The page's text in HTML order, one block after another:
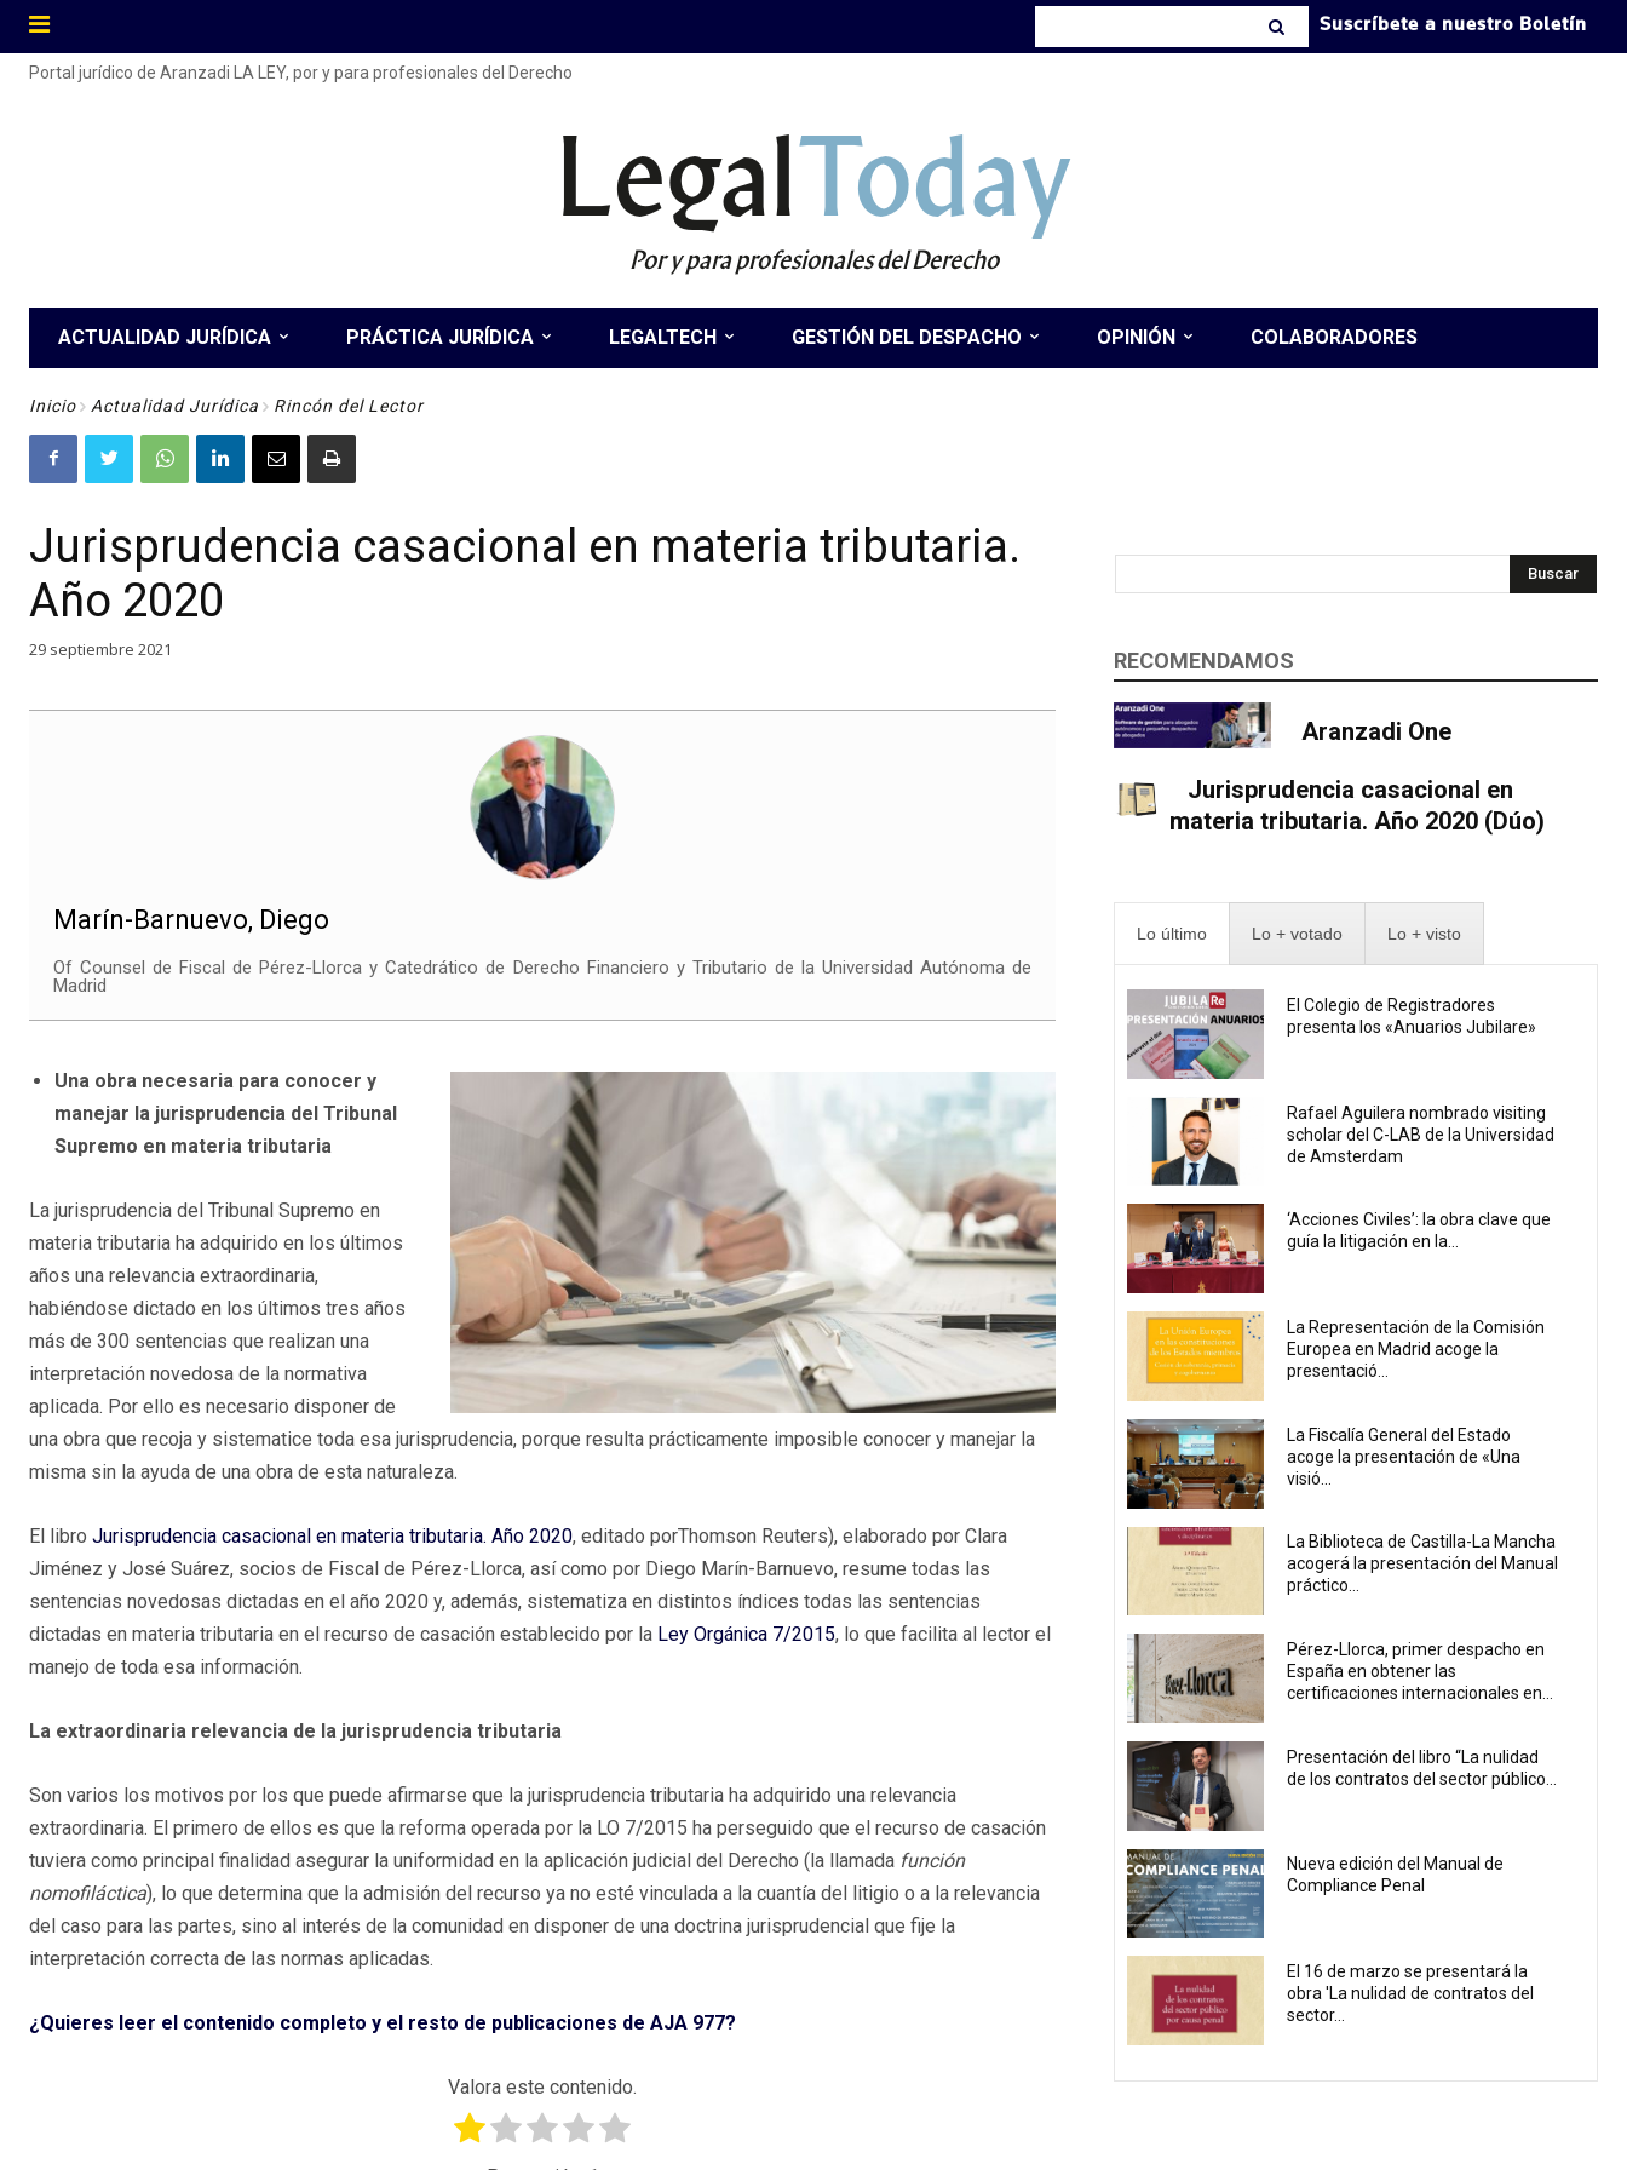
Suscríbete a nuestro Boletín
Portal jurídico de Aranzadi LA LEY, por y para profesionales del Derecho
LegalToday
Por y para profesionales del Derecho
ACTUALIDAD JURÍDICA PRÁCTICA JURÍDICA LEGALTECH GESTIÓN DEL DESPACHO OPINIÓN COLABORADORES
Inicio Actualidad Jurídica Rincón del Lector
Jurisprudencia casacional en materia tributaria.
Año 2020
29 septiembre 2021
Marín-Barnuevo, Diego
Of Counsel de Fiscal de Pérez-Llorca y Catedrático de Derecho Financiero y Tributario de la Universidad Autónoma de
Madrid
Una obra necesaria para conocer y
manejar la jurisprudencia del Tribunal
Supremo en materia tributaria
La jurisprudencia del Tribunal Supremo en
materia tributaria ha adquirido en los últimos
años una relevancia extraordinaria,
habiéndose dictado en los últimos tres años
más de 300 sentencias que realizan una
interpretación novedosa de la normativa
aplicada. Por ello es necesario disponer de
una obra que recoja y sistematice toda esa jurisprudencia, porque resulta prácticamente imposible conocer y manejar la
misma sin la ayuda de una obra de esta naturaleza.
El libro Jurisprudencia casacional en materia tributaria. Año 2020, editado porThomson Reuters), elaborado por Clara
Jiménez y José Suárez, socios de Fiscal de Pérez-Llorca, así como por Diego Marín-Barnuevo, resume todas las
sentencias novedosas dictadas en el año 2020 y, además, sistematiza en distintos índices todas las sentencias
dictadas en materia tributaria en el recurso de casación establecido por la Ley Orgánica 7/2015, lo que facilita al lector el
manejo de toda esa información.
La extraordinaria relevancia de la jurisprudencia tributaria
Son varios los motivos por los que puede afirmarse que la jurisprudencia tributaria ha adquirido una relevancia
extraordinaria. El primero de ellos es que la reforma operada por la LO 7/2015 ha perseguido que el recurso de casación
tuviera como principal finalidad asegurar la uniformidad en la aplicación judicial del Derecho (la llamada función
nomofiláctica), lo que determina que la admisión del recurso ya no esté vinculada a la cuantía del litigio o a la relevancia
del caso para las partes, sino al interés de la comunidad en disponer de una doctrina jurisprudencial que fije la
interpretación correcta de las normas aplicadas.
¿Quieres leer el contenido completo y el resto de publicaciones de AJA 977?
Valora este contenido.
Buscar
RECOMENDAMOS
Aranzadi One
Jurisprudencia casacional en
materia tributaria. Año 2020 (Dúo)
Lo último Lo + votado Lo + visto
El Colegio de Registradores
presenta los «Anuarios Jubilare»
Rafael Aguilera nombrado visiting
scholar del C-LAB de la Universidad
de Amsterdam
‘Acciones Civiles’: la obra clave que
guía la litigación en la...
La Representación de la Comisión
Europea en Madrid acoge la
presentació...
La Fiscalía General del Estado
acoge la presentación de «Una
visió...
La Biblioteca de Castilla-La Mancha
acogerá la presentación del Manual
práctico...
Pérez-Llorca, primer despacho en
España en obtener las
certificaciones internacionales en...
Presentación del libro “La nulidad
de los contratos del sector público...
Nueva edición del Manual de
Compliance Penal
El 16 de marzo se presentará la
obra 'La nulidad de contratos del
sector...